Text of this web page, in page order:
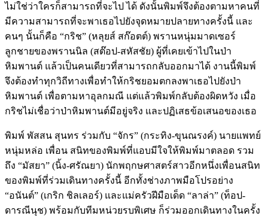
ไม่ใช่ว่าใครก็สามารถที่จะไป ได้ ดังนั้นพิมพ์จึงต้องตามหาคนที่
มีความสามารถที่จะพาเธอไปยังจุดหมายปลายทางครั้งนี้ และ
คนๆ นั้นก็คือ “กริช” (หลุยส์ สก๊อตต์) พรานหนุ่มมาดเซอร์
ลูกชายของพรานนิล (สต๊อป-สหัสชัย) ผู้ที่เคยเข้าไปในป่า
หิมพานต์ แล้วเป็นคนเดียวที่สามารถกลับออกมาได้ งานนี้พิมพ์
จึงต้องทำทุกวิถีทางเพื่อทำให้กริชยอมตกลงพาเธอไปยังป่า
หิมพานต์ เพื่อตามหาอุลกมณี แต่แล้วพิมพ์กลับต้องผิดหวัง เมื่อ
กริชไม่เชื่อว่าป่าหิมพานต์มีอยู่จริง และปฏิเสธข้อเสนอของเธอ
พิมพ์ พัสสน สุนทร ร่วมกับ “จักร” (กระทิง-ขุนณรงค์) นายแพทย์
หนุ่มหล่อ เพื่อน สนิทของพิมพ์ที่แอบมีใจให้พิมพ์มาตลอด รวม
ถึง “มัสยา” (นิ้ง-ศรัณยา) นักพฤกษศาสตร์สาวอีกหนึ่งเพื่อนสนิท
ของพิมพ์ที่ร่วมเดินทางครั้งนี้ อีกทั้งช่างภาพมือโปรอย่าง
“อนันต์” (เกริก ชิลเลอร์) และแม่ครัวฝีมือเด็ด “ลาล่า” (ท็อป-
ดารณีนุช) พร้อมกับทีมหน่วยรบพิเศษ ก็ร่วมออกเดินทางในครั้ง